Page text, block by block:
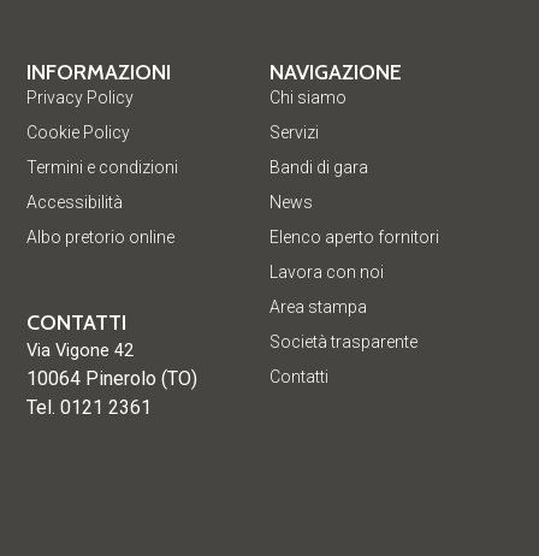
NAVIGAZIONE
Chi siamo
Servizi
Bandi di gara
News
Elenco aperto fornitori
Lavora con noi
Area stampa
Società trasparente
Contatti
INFORMAZIONI
Privacy Policy
Cookie Policy
Termini e condizioni
Accessibilità
Albo pretorio online
CONTATTI
Via Vigone 42
10064 Pinerolo (TO)
Tel. 0121 2361